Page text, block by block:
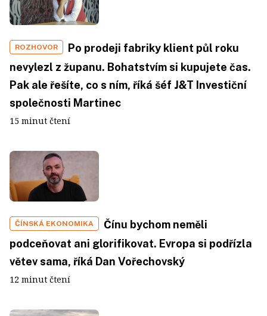
ROZHOVOR
Po prodeji fabriky klient půl roku
nevylezl z županu. Bohatstvím si kupujete čas.
Pak ale řešíte, co s ním, říká šéf J&T Investiční
společnosti Martinec
15 minut čtení
ČÍNSKÁ EKONOMIKA
Čínu bychom neměli
podceňovat ani glorifikovat. Evropa si podřízla
větev sama, říká Dan Vořechovský
12 minut čtení